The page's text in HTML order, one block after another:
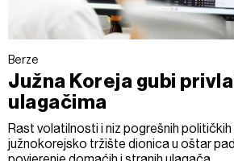
Berze
Južna Koreja gubi
ulagačima
Rast volatilnosti i niz pogrešnih
južnokorejsko tržište dionica u oštar